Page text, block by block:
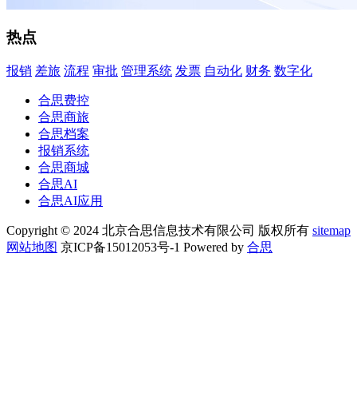
热点
报销 差旅 流程 审批 管理系统 发票 自动化 财务 数字化
合思费控
合思商旅
合思档案
报销系统
合思商城
合思AI
合思AI应用
Copyright © 2024 北京合思信息技术有限公司 版权所有 sitemap
网站地图 京ICP备15012053号-1 Powered by 合思